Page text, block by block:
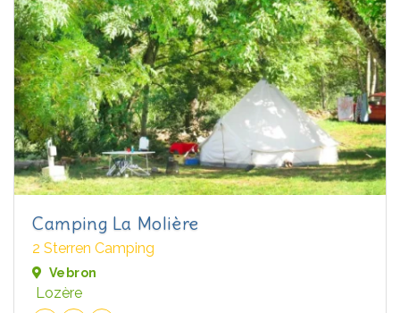
Camping La Molière
2 Sterren Camping
Vebron
Lozère